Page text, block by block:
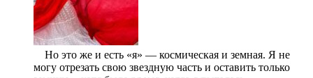
⠀ Но это же и есть «я» — космическая и земная. Я не
могу отрезать свою звездную часть и оставить только